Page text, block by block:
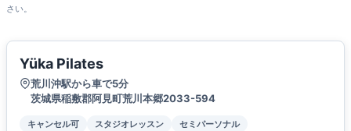
さい。
Yüka Pilates
荒川沖駅から車で5分
茨城県稲敷郡阿見町荒川本郷2033-594
キャンセル可 スタジオレッスン
セミパーソナル